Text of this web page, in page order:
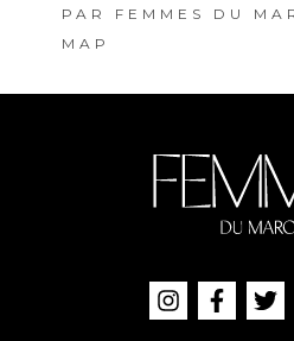
PAR FEMMES DU
MAP